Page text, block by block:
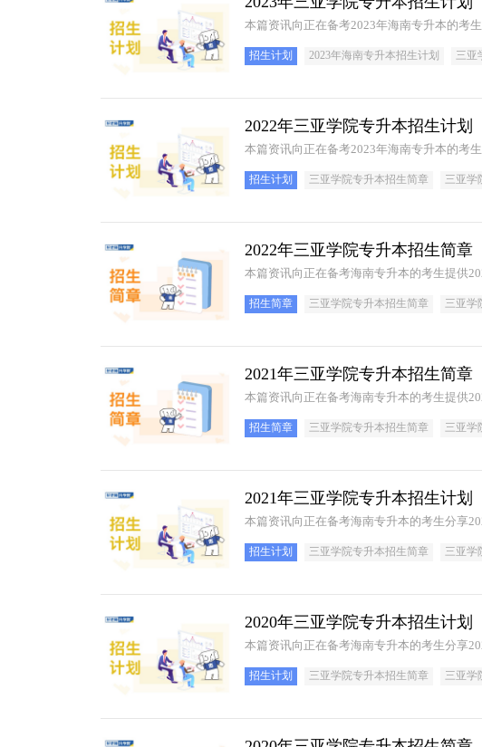
本篇资讯向正在备考2023年海南专升本的考
招生计划 2023年海南专升本招生计划 三亚
2022年三亚学院专升本招生计划
本篇资讯向正在备考2023年海南专升本的考
招生计划 三亚学院专升本招生简章 三亚学
2022年三亚学院专升本招生简章
本篇资讯向正在备考海南专升本的考生提供
招生简章 三亚学院专升本招生简章 三亚学
2021年三亚学院专升本招生简章
本篇资讯向正在备考海南专升本的考生提供
招生简章 三亚学院专升本招生简章 三亚学
2021年三亚学院专升本招生计划
本篇资讯向正在备考海南专升本的考生分享
招生计划 三亚学院专升本招生简章 三亚学
2020年三亚学院专升本招生计划
本篇资讯向正在备考海南专升本的考生分享
招生计划 三亚学院专升本招生简章 三亚学